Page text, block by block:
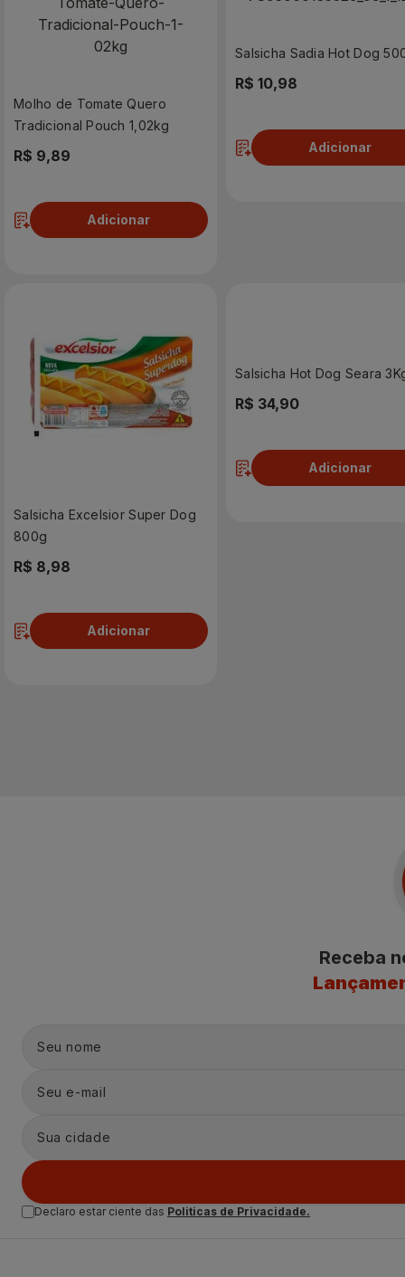
Molho de Tomate Quero
Tradicional Pouch 1,02kg
R$ 9,89
Adicionar
Salsicha Sadia Hot Dog
R$ 10,98
Adicionar
Salsicha Excelsior Super Dog
800g
R$ 8,98
Adicionar
Salsicha Hot Dog Seara
R$ 34,90
Adicionar
Receba
Declaro estar ciente das Politicas de Privacidade.